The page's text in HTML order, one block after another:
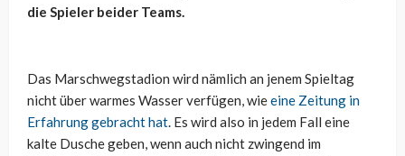
die Spieler beider Teams.
Das Marschwegstadion wird nämlich an jenem Spieltag
nicht über warmes Wasser verfügen, wieeine Zeitung in
Erfahrung gebracht hat. Es wird also in jedem Fall eine
kalte Dusche geben, wenn auch nicht zwingend im